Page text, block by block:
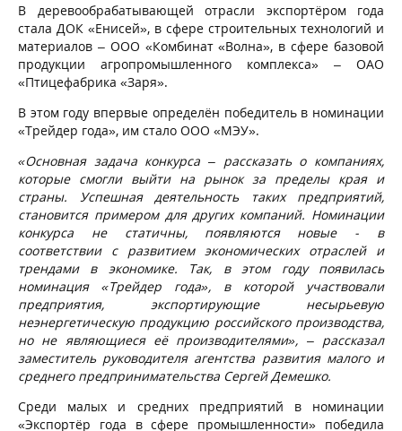
В деревообрабатывающей отрасли экспортёром года
стала ДОК «Енисей», в сфере строительных технологий и
материалов – ООО «Комбинат «Волна», в сфере базовой
продукции агропромышленного комплекса» – ОАО
«Птицефабрика «Заря».
В этом году впервые определён победитель в номинации
«Трейдер года», им стало ООО «МЭУ».
«Основная задача конкурса – рассказать о компаниях,
которые смогли выйти на рынок за пределы края и
страны. Успешная деятельность таких предприятий,
становится примером для других компаний. Номинации
конкурса не статичны, появляются новые - в
соответствии с развитием экономических отраслей и
трендами в экономике. Так, в этом году появилась
номинация «Трейдер года», в которой участвовали
предприятия, экспортирующие несырьевую
неэнергетическую продукцию российского производства,
но не являющиеся её производителями», – рассказал
заместитель руководителя агентства развития малого и
среднего предпринимательства Сергей Демешко.
Среди малых и средних предприятий в номинации
«Экспортёр года в сфере промышленности» победила